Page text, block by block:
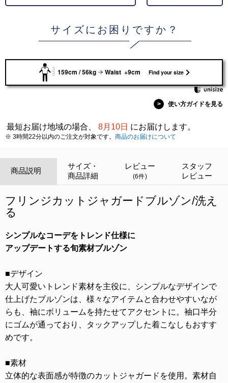
サイズにお困りですか？
159cm / 56kg Waist +9cm Find your size
> 使い方ガイドを見る
最短お届け地域の場合、 8月10日 にお届けします。
※ 3時間22分以内のご注文が対象です。 商品のお届けについて
商品説明
サイズ・
商品詳細
レビュー
(6件)
スタッフ
レビュー
フリンジカットジャガードブルゾン/洗え
る
シンプルなコーデをトレンド仕様に
アップデートする旬素材ブルゾン
■デザイン
大人可愛いトレンド素材を主役に、シンプルなデザインで
仕上げたブルゾンは、様々なアイテムと合わせやすいなが
らも、袖にボリュームを持たせてアクセントに。袖口半分
にゴムが通っており、タックアップした着こなしもおすす
めです。
■素材
立体的な表面感が特徴のカットジャガードを使用。素材自